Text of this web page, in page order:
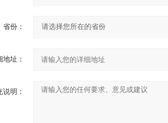
省份：
地址：
说明：